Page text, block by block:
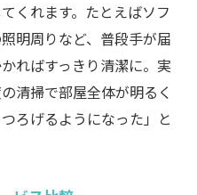
くれます。たとえばソフ
明周りなど、普段手が届
ればすっきり清潔に。実
清掃で部屋全体が明るく
ろげるようになった」と